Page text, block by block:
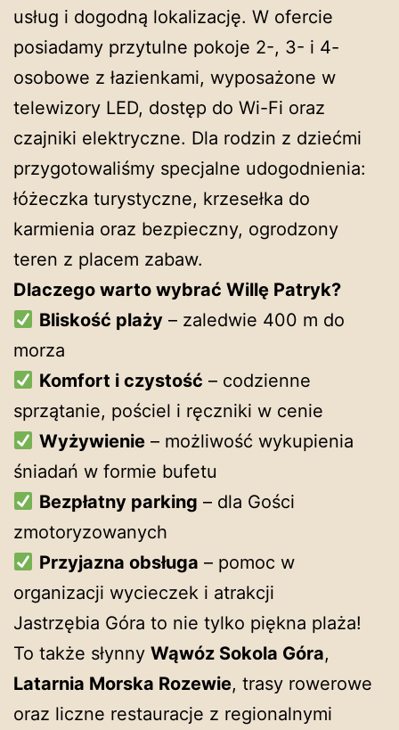
usług i dogodną lokalizację. W ofercie
posiadamy przytulne pokoje 2-, 3- i 4-
osobowe z łazienkami, wyposażone w
telewizory LED, dostęp do Wi-Fi oraz
czajniki elektryczne. Dla rodzin z dziećmi
przygotowaliśmy specjalne udogodnienia:
łóżeczka turystyczne, krzesełka do
karmienia oraz bezpieczny, ogrodzony
teren z placem zabaw.
Dlaczego warto wybrać Willę Patryk?
Bliskość plaży– zaledwie 400 m do
morza
Komfort i czystość – codzienne
sprzątanie, pościel i ręczniki w cenie
Wyżywienie– możliwość wykupienia
śniadań w formie bufetu
Bezpłatny parking – dla Gości
zmotoryzowanych
Przyjazna obsługa – pomoc w
organizacji wycieczek i atrakcji
Jastrzębia Góra to nie tylko piękna plaża!
To także słynny Wąwóz Sokola Góra,
Latarnia Morska Rozewie, trasy rowerowe
oraz liczne restauracje z regionalnymi